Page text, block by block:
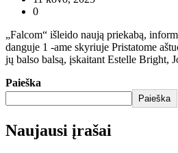
0
„Falcom“ išleido naują priekabą,
danguje 1 -ame skyriuje Pristatome
jų balso balsą, įskaitant Estelle Bright,
Paieška
Paieška
Naujausi įrašai